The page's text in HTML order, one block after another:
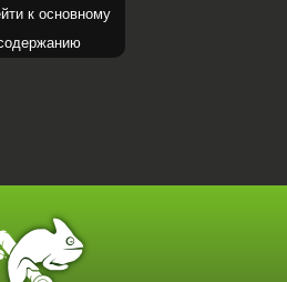
к основному